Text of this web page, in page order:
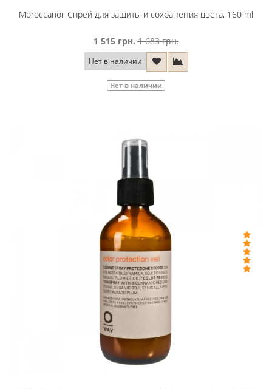
Moroccanoil Спрей для защиты и сохранения цвета, 160 ml
1 515 грн. 1 683 грн.
Нет в наличии
Нет в наличии